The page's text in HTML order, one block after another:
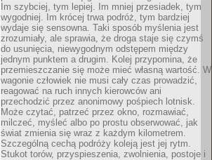
Im szybciej, tym lepiej. Im mniej przesiadek, tym
wygodniej. Im krócej trwa podróż, tym bardziej
wydaje się sensowna. Taki sposób myślenia jest
zrozumiały, ale sprawia, że droga staje się czymś
do usunięcia, niewygodnym odstępem między
jednym punktem a drugim. Kolej przypomina, że
przemieszczanie się może mieć własną wartość. W
wagonie człowiek nie musi cały czas prowadzić,
reagować na ruch innych kierowców ani
przechodzić przez anonimowy pośpiech lotnisk.
Może czytać, patrzeć przez okno, rozmawiać,
milczeć, myśleć albo po prostu obserwować, jak
świat zmienia się wraz z każdym kilometrem.
Szczególną cechą podróży koleją jest jej rytm.
Stukot torów, przyspieszenia, zwolnienia, postoje i